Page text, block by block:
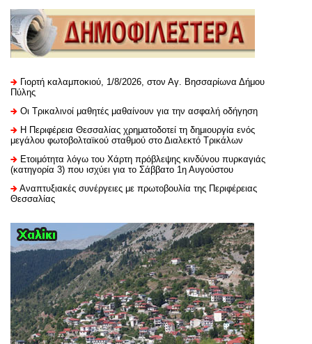
Γιορτή καλαμποκιού, 1/8/2026, στον Αγ. Βησσαρίωνα Δήμου
Πύλης
Οι Τρικαλινοί μαθητές μαθαίνουν για την ασφαλή οδήγηση
H Περιφέρεια Θεσσαλίας χρηματοδοτεί τη δημιουργία ενός
μεγάλου φωτοβολταϊκού σταθμού στο Διαλεκτό Τρικάλων
Ετοιμότητα λόγω του Χάρτη πρόβλεψης κινδύνου πυρκαγιάς
(κατηγορία 3) που ισχύει για το Σάββατο 1η Αυγούστου
Αναπτυξιακές συνέργειες με πρωτοβουλία της Περιφέρειας
Θεσσαλίας